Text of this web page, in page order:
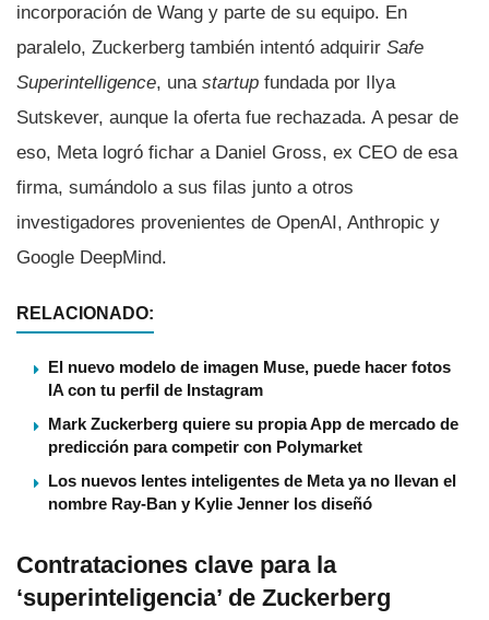
incorporación de Wang y parte de su equipo. En
paralelo, Zuckerberg también intentó adquirir Safe
Superintelligence, una startup fundada por Ilya
Sutskever, aunque la oferta fue rechazada. A pesar de
eso, Meta logró fichar a Daniel Gross, ex CEO de esa
firma, sumándolo a sus filas junto a otros
investigadores provenientes de OpenAI, Anthropic y
Google DeepMind.
RELACIONADO:
El nuevo modelo de imagen Muse, puede hacer fotos
IA con tu perfil de Instagram
Mark Zuckerberg quiere su propia App de mercado de
predicción para competir con Polymarket
Los nuevos lentes inteligentes de Meta ya no llevan el
nombre Ray-Ban y Kylie Jenner los diseñó
Contrataciones clave para la
‘superinteligencia’ de Zuckerberg